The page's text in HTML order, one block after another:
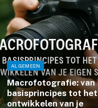
ALGEMEEN
Macrofotografie: van
basisprincipes tot het
ontwikkelen van je